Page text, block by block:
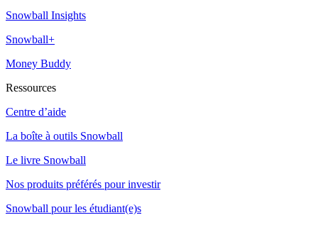
Snowball Insights
Snowball+
Money Buddy
Ressources
Centre d’aide
La boîte à outils Snowball
Le livre Snowball
Nos produits préférés pour investir
Snowball pour les étudiant(e)s